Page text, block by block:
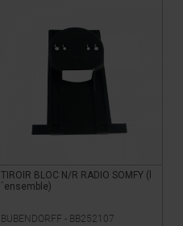
TIROIR BLOC N/R RADIO SOMFY (l
´ensemble)
BUBENDORFF - BB252107